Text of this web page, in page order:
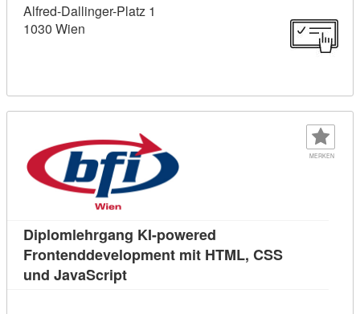
Alfred-Dallinger-Platz 1
1030 Wien
MERKEN
Diplomlehrgang KI-powered
Frontenddevelopment mit HTML, CSS
und JavaScriptKursdetail: Diplomlehrgang KI-